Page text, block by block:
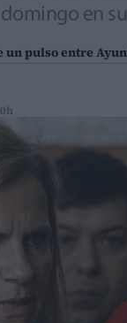
en
pulso entre